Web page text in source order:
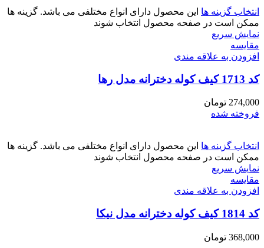
انتخاب گزینه ها این محصول دارای انواع مختلفی می باشد. گزینه ها
ممکن است در صفحه محصول انتخاب شوند
نمایش سریع
مقايسه
افزودن به علاقه مندی
کد 1713 کیف کوله دخترانه مدل رها
274,000 تومان
فروخته شده
انتخاب گزینه ها این محصول دارای انواع مختلفی می باشد. گزینه ها
ممکن است در صفحه محصول انتخاب شوند
نمایش سریع
مقايسه
افزودن به علاقه مندی
کد 1814 کیف کوله دخترانه مدل نیکا
368,000 تومان